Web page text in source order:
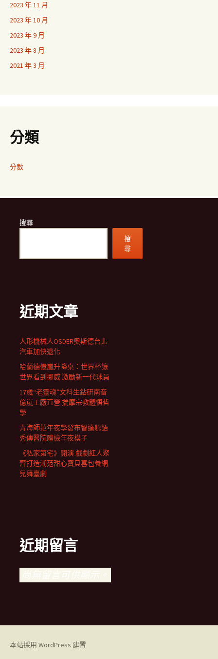
2023 年 11 月
2023 年 10 月
2023 年 9 月
2023 年 8 月
2021 年 3 月
分類
分數
搜尋
搜
尋
近期文章
人形機械人OSDER奧斯德台北
汽車加快退化
哈蘭德億嵐升降桌：世界杯讓
世界看到挪威 激勵新一代球員
17歲“老靈魂”文科生鉆研南音
億嵐工廠直營 揣摩宗教體悟哲
學
青海師范年夜學發布智達躲語
秀傳醫院體檢年夜模子
《私家第宅》開演 戲劇紅人聚
齊打造潮范甜心寶貝喜包養網
兒舞臺劇
近期留言
尚無留言可供顯示。
本站採用 WordPress 建置